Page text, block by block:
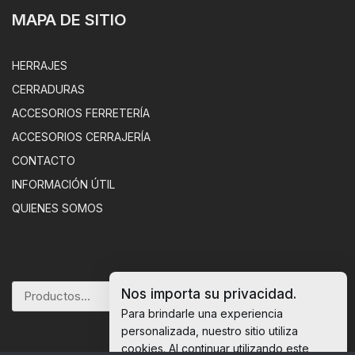
MAPA DE SITIO
HERRAJES
CERRADURAS
ACCESORIOS FERRETERÍA
ACCESORIOS CERRAJERÍA
CONTACTO
INFORMACIÓN ÚTIL
QUIENES SOMOS
BUSCAR
Nos importa su privacidad.
Para brindarle una experiencia
personalizada, nuestro sitio utiliza
cookies. Al continuar utilizando este